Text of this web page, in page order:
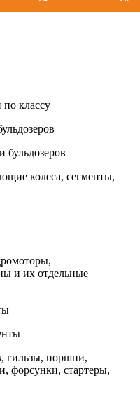
классу
колеса, сегменты,
и их отдельные
гильзы, поршни,
форсунки, стартеры,